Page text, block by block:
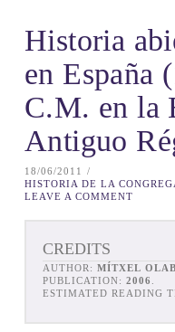
Historia
en España
C.M. en la
Antiguo
18/06/2011
HISTORIA DE LA
LEAVE A COMMENT
CREDITS
AUTHOR: MÍTXEL
PUBLICATION: 2006
ESTIMATED READING